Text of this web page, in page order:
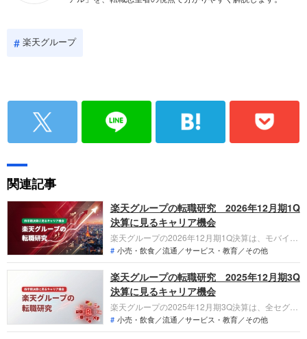
楽天グループ
関連記事
楽天グループの転職研究 2026年12月期1Q
決算に見るキャリア機会
楽天グループの2026年12月期1Q決算は、モバイル
本格参入後初となる第1四半期のNon-GAAP営業黒
字化を達成しました。フィンテック事業の大規模再
編やAIエージェントの全サービス展開など、劇的な
構造改革が進んでいます。「なぜ今楽天なの
か？」、転職希望者が担える次世代の役割を整理し
ます。
小売・飲食／流通／サービス・教育／その他
楽天グループの転職研究 2025年12月期3Q
決算に見るキャリア機会
楽天グループの2025年12月期3Q決算は、全セグメ
ントで二桁増収を達成し、モバイル事業の劇的な損
失改善により連結Non-GAAP営業利益が大幅な黒字
小売・飲食／流通／サービス・教育／その他